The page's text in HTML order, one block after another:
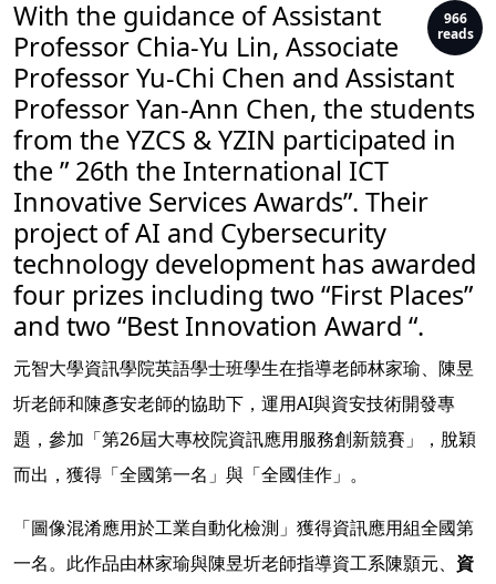
966
reads
With the guidance of Assistant
Professor Chia-Yu Lin, Associate
Professor Yu-Chi Chen and Assistant
Professor Yan-Ann Chen, the students
from the YZCS & YZIN participated in
the ” 26th the International ICT
Innovative Services Awards”. Their
project of AI and Cybersecurity
technology development has awarded
four prizes including two “First Places”
and two “Best Innovation Award “.
元智大學資訊學院英語學士班學生在指導老師林家瑜、陳昱
圻老師和陳彥安老師的協助下，運用AI與資安技術開發專
題，參加「第26屆大專校院資訊應用服務創新競賽」，脫穎
而出，獲得「全國第一名」與「全國佳作」。
「圖像混淆應用於工業自動化檢測」獲得資訊應用組全國第
一名。此作品由林家瑜與陳昱圻老師指導資工系陳顥元、 資